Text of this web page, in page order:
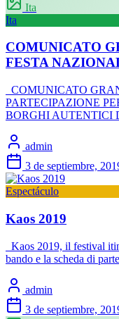
Ita
Ita
COMUNICATO
FESTA
COMUNICATO
PARTECIPAZIONE
BORGHI AUTENTICI
admin
3 de septiembre,
Espectáculo
Kaos 2019
Kaos 2019, il festival
bando e la scheda di
admin
3 de septiembre,